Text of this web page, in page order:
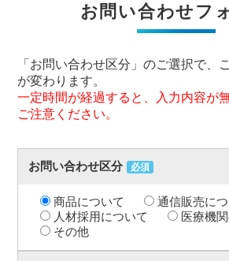
お問い合わせフ
「お問い合わせ区分」のご選択で、
が変わります。
一定時間が経過すると、入力内容が
ご注意ください。
お問い合わせ区分 必須
商品について
通信販売に
人材採用について
医療機
その他